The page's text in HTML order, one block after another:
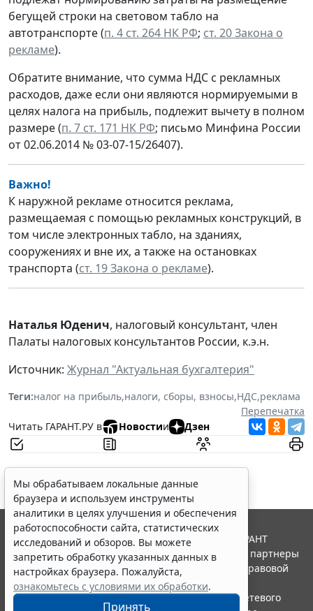
бегущей строки на световом табло на
автотранспорте (п. 4 ст. 264 НК РФ; ст. 20 Закона о
рекламе).
Обратите внимание, что сумма НДС с рекламных
расходов, даже если они являются нормируемыми в
целях налога на прибыль, подлежит вычету в полном
размере (п. 7 ст. 171 НК РФ; письмо Минфина России
от 02.06.2014 № 03-07-15/26407).
Важно!
К наружной рекламе относится реклама,
размещаемая с помощью рекламных конструкций, в
том числе электронных табло, на зданиях,
сооружениях и вне их, а также на остановках
транспорта (ст. 19 Закона о рекламе).
Наталья Юденич, налоговый консультант, член
Палаты налоговых консультантов России, к.э.н.
Источник: Журнал "Актуальная бухгалтерия"
Теги:налог на прибыль,налоги, сборы, взносы,НДС,реклама
Перепечатка
Читать ГАРАНТ.РУ в
Новостии Дзен
Мы обрабатываем локальные данные
браузера и используем инструменты
аналитики в целях улучшения и обеспечения
работоспособности сайта, статистических
исследований и обзоров. Вы можете
запретить обработку указанных данных в
настройках браузера. Пожалуйста,
ознакомьтесь с условиями их обработки.
Принять
© ООО "НПП "ГАРАНТ-СЕРВИС", 2026. Система ГАРАНТ
выпускается с 1990 года. Компания "Гарант" и ее партнеры
являются участниками Российской ассоциации правовой
информации ГАРАНТ.
Портал ГАРАНТ.РУ зарегистрирован в качестве сетевого